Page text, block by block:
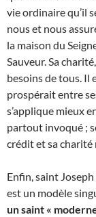
vie ordinaire qu’il
nous et nous
la maison du
Sauveur. Sa
besoins de tous. Il
prospérait entre
s’applique mieux
partout invoqué ;
crédit et sa charité
Enfin, saint Joseph
est un modèle
un saint «